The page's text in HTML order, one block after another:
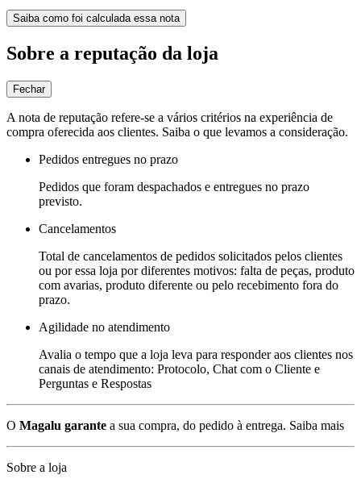
Saiba como foi calculada essa nota
Sobre a reputação da loja
Fechar
A nota de reputação refere-se a vários critérios na experiência de
compra oferecida aos clientes. Saiba o que levamos a consideração.
Pedidos entregues no prazo
Pedidos que foram despachados e entregues no prazo
previsto.
Cancelamentos
Total de cancelamentos de pedidos solicitados pelos clientes
ou por essa loja por diferentes motivos: falta de peças, produto
com avarias, produto diferente ou pelo recebimento fora do
prazo.
Agilidade no atendimento
Avalia o tempo que a loja leva para responder aos clientes nos
canais de atendimento: Protocolo, Chat com o Cliente e
Perguntas e Respostas
O Magalu garante a sua compra, do pedido à entrega. Saiba mais
Sobre a loja